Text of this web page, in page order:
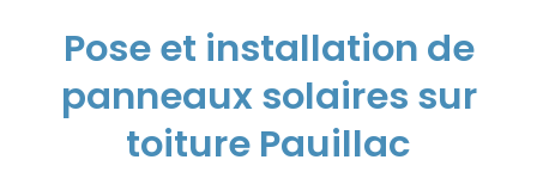
Pose et installation de
panneaux solaires sur
toiture Pauillac